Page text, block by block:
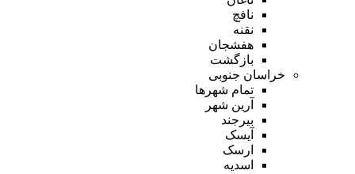
نافچ
نقنه
هفشجان
بازگشت
خراسان جنوبی
تمام شهر‌ها
آرین شهر
بیرجند
آیسک
ارسک
اسدیه